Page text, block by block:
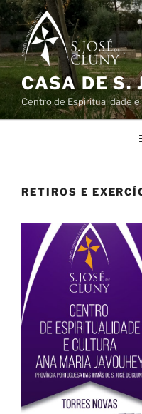
Saltar
para
conteúdo
CASA DE S.
Centro de Espiritualidade
RETIROS E